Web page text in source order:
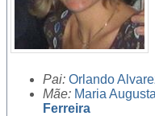
Pai: Orlando
Mãe: Maria
Ferreira